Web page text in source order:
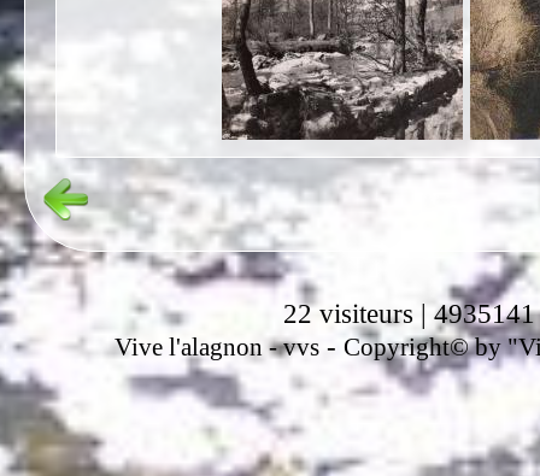
22 visiteurs | 4935141
Vive l'alagnon -vvs - Copyright© by